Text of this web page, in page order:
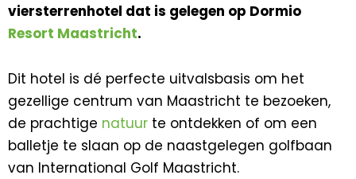
viersterrenhotel dat is gelegen op Dormio
Resort Maastricht.
Dit hotel is dé perfecte uitvalsbasis om het
gezellige centrum van Maastricht te bezoeken,
de prachtige natuur te ontdekken of om een
balletje te slaan op de naastgelegen golfbaan
van International Golf Maastricht.